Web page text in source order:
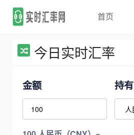
首页
今日实时汇率
金额 持有